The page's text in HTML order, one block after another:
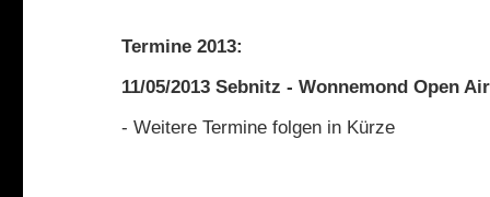
Termine 2013:
11/05/2013 Sebnitz - Wonnemond Open
- Weitere Termine folgen in Kürze